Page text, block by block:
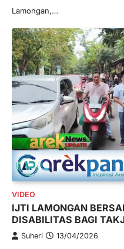
Lamongan,…
VIDEO
IJTI LAMONGAN
DISABILITAS BAGI
Suheri 13/04/2026